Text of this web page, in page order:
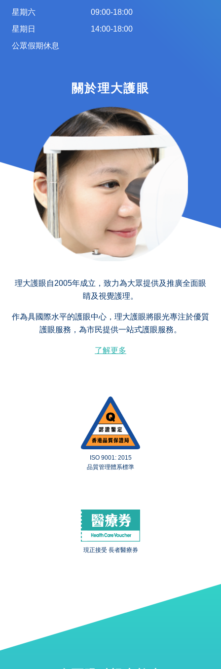
星期六
星期日
公眾假期休息
09:00-18:00
14:00-18:00
關於理大護眼
理大護眼自2005年成立，致力為大眾提供及推廣全面眼
睛及視覺護理。
作為具國際水平的護眼中心，理大護眼將眼光專注於優質
護眼服務，為市民提供一站式護眼服務。
了解更多
ISO 9001: 2015
品質管理體系標準
現正接受 長者醫療券